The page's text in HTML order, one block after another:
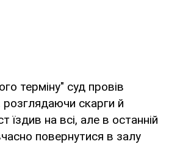
терміну" суд провів
розглядаючи скарги й
їздив на всі, але в останній
повернутися в залу